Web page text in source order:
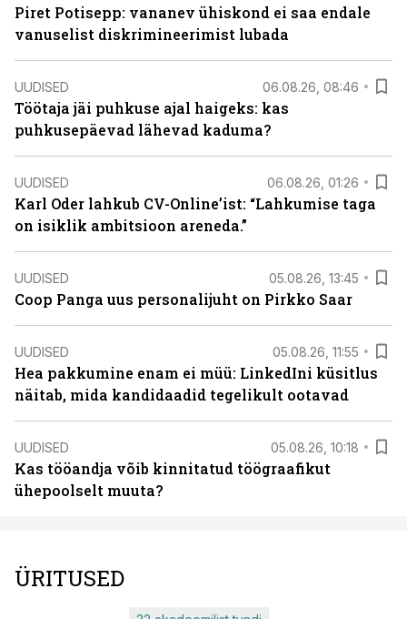
Piret Potisepp: vananev ühiskond ei saa endale
vanuselist diskrimineerimist lubada
UUDISED 06.08.26, 08:46
Töötaja jäi puhkuse ajal haigeks: kas
puhkusepäevad lähevad kaduma?
UUDISED 06.08.26, 01:26
Karl Oder lahkub CV-Online’ist: “Lahkumise taga
on isiklik ambitsioon areneda.”
UUDISED 05.08.26, 13:45
Coop Panga uus personalijuht on Pirkko Saar
UUDISED 05.08.26, 11:55
Hea pakkumine enam ei müü: LinkedIni küsitlus
näitab, mida kandidaadid tegelikult ootavad
UUDISED 05.08.26, 10:18
Kas tööandja võib kinnitatud töögraafikut
ühepoolselt muuta?
ÜRITUSED